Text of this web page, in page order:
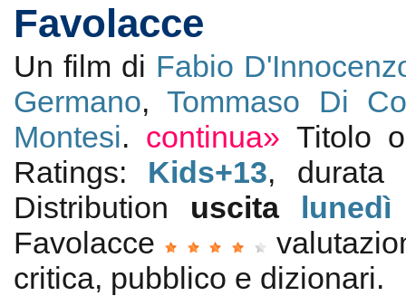
Favolacce
Un film di Fabio
Germano,Tommaso Di
Montesi. continua» Titolo
Ratings: Kids+13,
Distribution uscita lunedì
Favolacce
critica, pubblico e dizionari.